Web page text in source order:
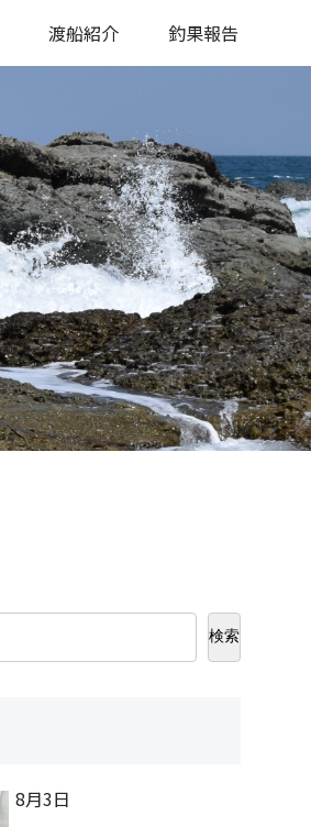
渡船紹介 釣果報告
検索
8月3日